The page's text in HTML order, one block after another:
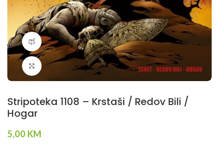
360 product view
Klikni da povečaš
Stripoteka 1108 – Krstaši / Redov Bili /
Hogar
5,00 KM